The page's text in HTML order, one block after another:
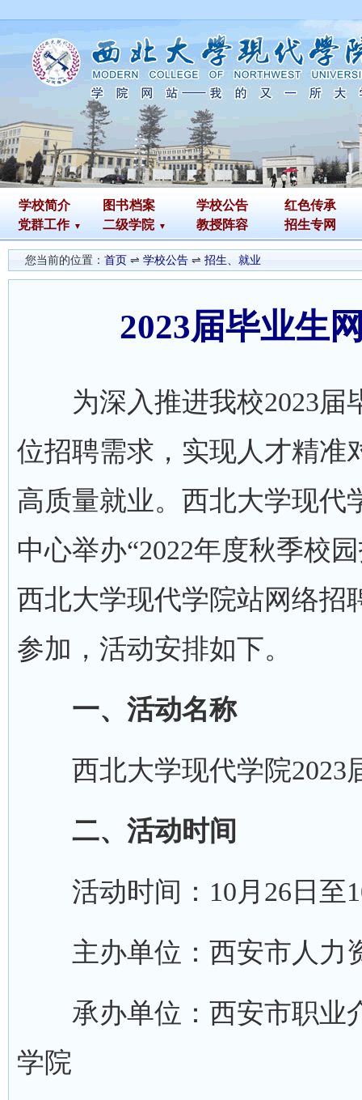
学校简介 图书档案 学校公告
红色传承
党群工作
二级学院 教授阵容 招生专网
您当前的位置： 首页 ⇌ 学校公告 ⇌ 招生、就业
2023届毕业生
为深入推进我校2023届
位招聘需求，实现人才精准
高质量就业。西北大学现代
中心举办“2022年度秋季
西北大学现代学院站网络招
参加，活动安排如下。
一、活动名称
西北大学现代学院2023
二、活动时间
活动时间：10月26日至
主办单位：西安市人力
承办单位：西安市职业
学院